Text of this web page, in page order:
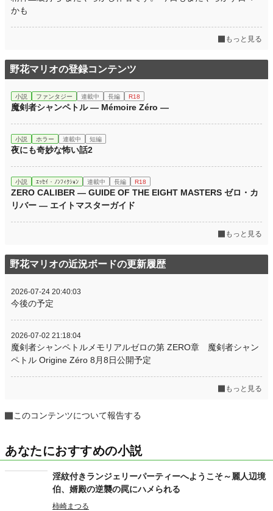
かも
もっと見る
野花マリオの登録コンテンツ
小説 ファンタジー 連載中 長編 R18
魔剣者シャンペトル ― Mémoire Zéro ―
小説 ホラー 連載中 短編
夜にも奇妙な怖い話2
小説 ｴｯｾｲ・ﾉﾝﾌｨｸｼｮﾝ 連載中 長編 R18
ZERO CALIBER — GUIDE OF THE EIGHT MASTERS ゼロ・カ
リバー ― エイトマスターガイド
もっと見る
野花マリオの近況ボードの更新履歴
2026-07-24 20:40:03
今後の予定
2026-07-02 21:18:04
魔剣者シャンペトルメモリアルゼロの第 ZERO章 魔剣者シャン
ペトル Origine Zéro 8月8日公開予定
もっと見る
このコンテンツについて報告する
あなたにおすすめの小説
淫紋付きランジェリーパーティーへようこそ～麗人辺境
伯、婿殿の逆襲の罠にハメられる
柿崎まつる